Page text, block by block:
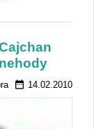
date_range 14.02.2010